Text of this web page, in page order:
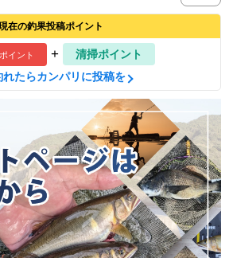
在の釣果投稿ポイント
ポイント +
清掃ポイント
れたらカンパリに投稿を